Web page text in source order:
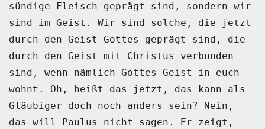
sündige Fleisch geprägt sind,
sondern wir
sind im Geist.
Wir sind solche, die jetzt
durch den Geist Gottes geprägt sind,
die
durch den Geist mit Christus verbunden
sind, wenn nämlich Gottes Geist in euch
wohnt.
Oh, heißt das jetzt, das kann als
Gläubiger doch noch anders sein?
Nein,
das will Paulus nicht sagen.
Er zeigt,